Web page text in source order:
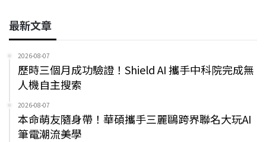
最新文章
2026-08-07
歷時三個月成功驗證！Shield AI 攜手中科院完成無
人機自主搜索
2026-08-07
本命萌友隨身帶！華碩攜手三麗鷗跨界聯名大玩AI
筆電潮流美學